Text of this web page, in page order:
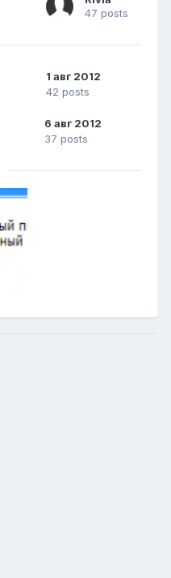
47 posts
1 авг 2012
42 posts
6 авг 2012
37 posts